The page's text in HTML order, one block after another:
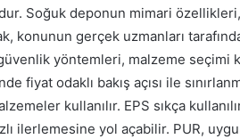
Soğuk deponun mimari
konunun gerçek uzmanları
yöntemleri, malzeme seçimi
fiyat odaklı bakış açısı ile
kullanılır. EPS sıkça
ilerlemesine yol açabilir. PUR,